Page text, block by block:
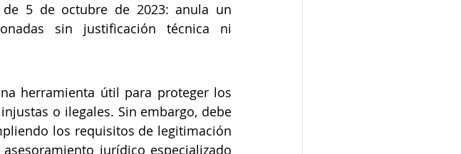
de 5 de octubre de 2023: anula un
sin justificación técnica ni
herramienta útil para proteger los
o ilegales. Sin embargo, debe
los requisitos de legitimación
jurídico especializado